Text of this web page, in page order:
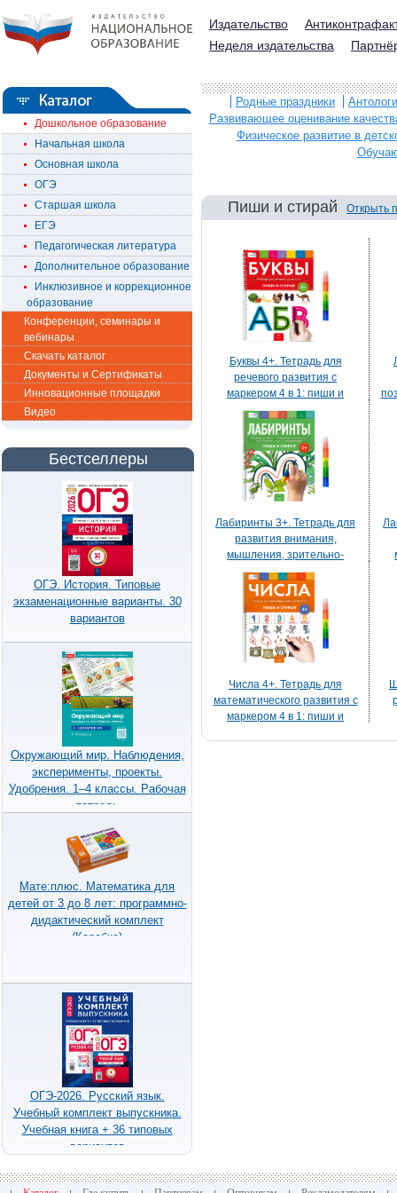
Издательство
Неделя издательства
Дошкольное образование
Начальная школа
Основная школа
ОГЭ
Старшая школа
ЕГЭ
Педагогическая литература
Дополнительное образование
Инклюзивное и коррекционное
образование
Конференции, семинары и
вебинары
Скачать каталог
Документы и Сертификаты
Инновационные площадки
Видео
Бестселлеры
ОГЭ. История. Типовые
экзаменационные варианты. 30
вариантов
Окружающий мир. Наблюдения,
эксперименты, проекты.
Удобрения. 1–4 классы. Рабочая
тетрадь
Мате:плюс. Математика для
детей от 3 до 8 лет: программно-
дидактический комплект
(Коробка)
ОГЭ-2026. Русский язык.
Учебный комплект выпускника.
Учебная книга + 36 типовых
вариантов
Родные праздники
Развивающее оценивание
Физическое развитие в
Пиши и стирай Открыть
Буквы 4+. Тетрадь для
речевого развития с
маркером 4 в 1: пиши и
стирай
Лабиринты 3+. Тетрадь для
развития внимания,
мышления, зрительно-
моторной координации с
маркером 4 в 1: пиши и
стирай
Числа 4+. Тетрадь для
математического развития с
маркером 4 в 1: пиши и